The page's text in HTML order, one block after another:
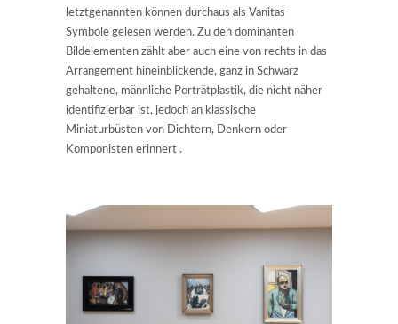
letztgenannten können durchaus als Vanitas-
Symbole gelesen werden. Zu den dominanten
Bildelementen zählt aber auch eine von rechts in das
Arrangement hineinblickende, ganz in Schwarz
gehaltene, männliche Porträtplastik, die nicht näher
identifizierbar ist, jedoch an klassische
Miniaturbüsten von Dichtern, Denkern oder
Komponisten erinnert .